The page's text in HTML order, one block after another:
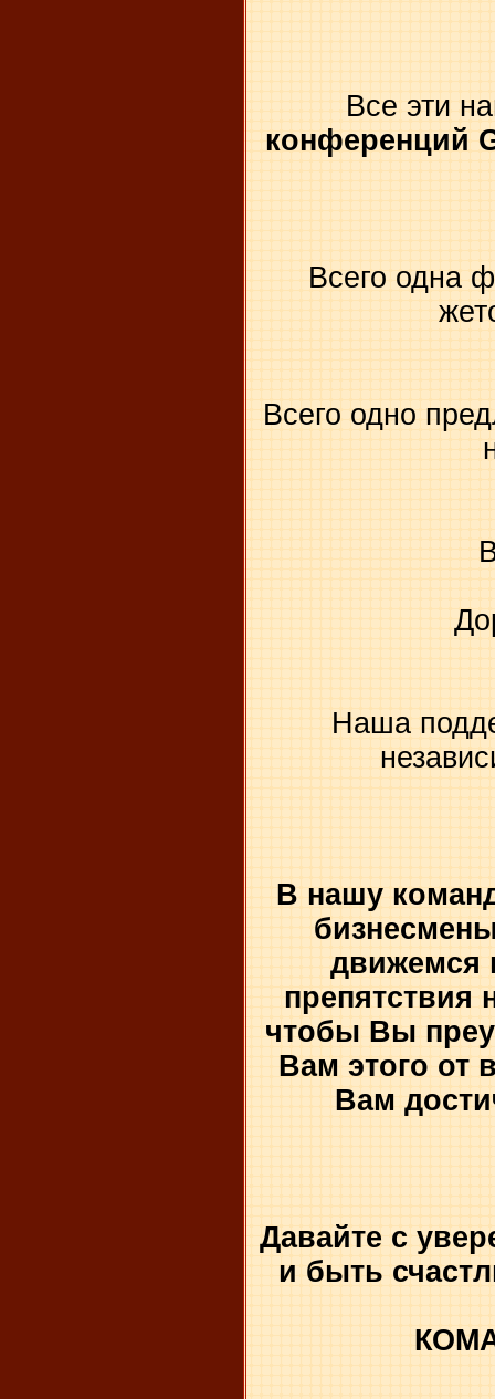
Все эти
конференций
Всего одна
Всего одно
Наша
В нашу
движемся
препятствия
чтобы Вы
Вам этого от
Вам
Давайте с
и быть